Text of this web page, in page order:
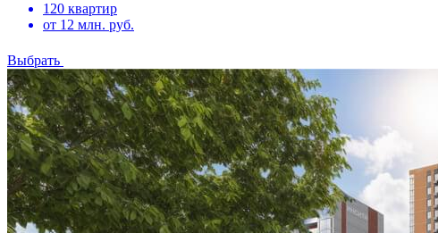
120 квартир
от 12 млн. руб.
Выбрать